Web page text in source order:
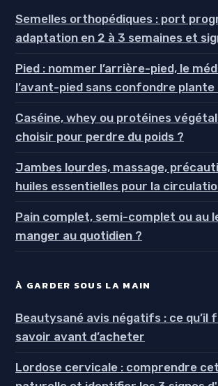
Semelles orthopédiques : port
adaptation en 2 à 3 semaines et
Pied : nommer l’arrière-pied, le
l’avant-pied sans confondre plante
Caséine, whey ou protéines
choisir pour perdre du poids ?
Jambes lourdes, massage,
huiles essentielles pour la
Pain complet, semi-complet ou au
manger au quotidien ?
À GARDER SOUS LA MAIN
Beautysané avis négatifs : ce qu’il
savoir avant d’acheter
Lordose cervicale : comprendre